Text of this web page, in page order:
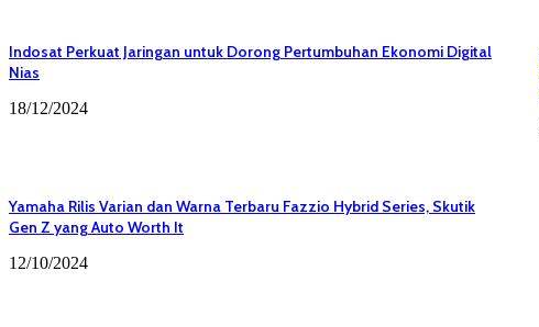
Indosat Perkuat Jaringan untuk Dorong Pertumbuhan Ekonomi Digital
Nias
18/12/2024
Yamaha Rilis Varian dan Warna Terbaru Fazzio Hybrid Series, Skutik
Gen Z yang Auto Worth It
12/10/2024